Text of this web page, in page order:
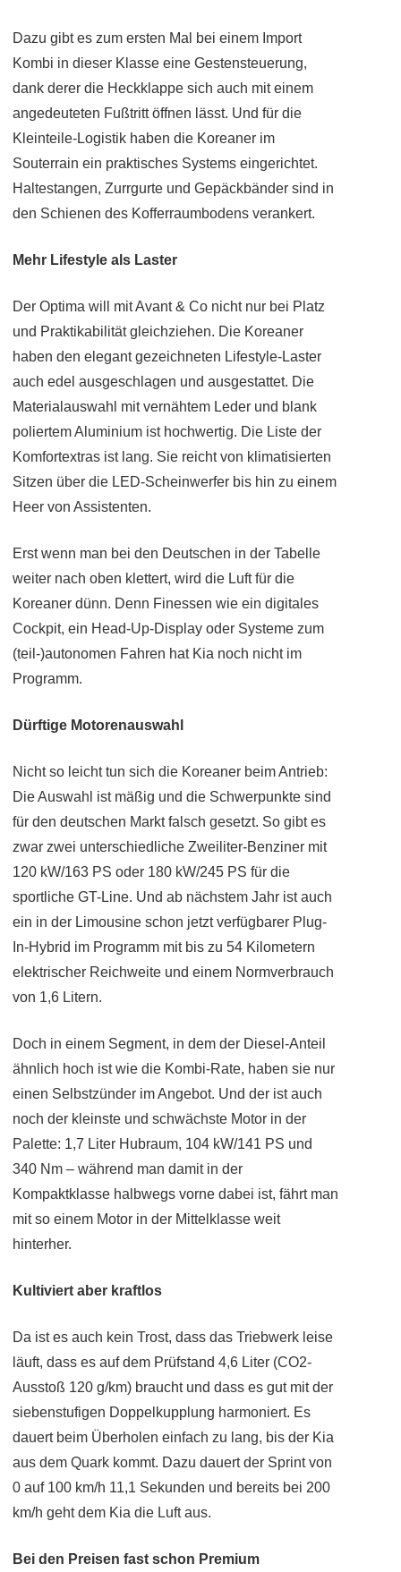
Dazu gibt es zum ersten Mal bei einem Import
Kombi in dieser Klasse eine Gestensteuerung,
dank derer die Heckklappe sich auch mit einem
angedeuteten Fußtritt öffnen lässt. Und für die
Kleinteile-Logistik haben die Koreaner im
Souterrain ein praktisches Systems eingerichtet.
Haltestangen, Zurrgurte und Gepäckbänder sind in
den Schienen des Kofferraumbodens verankert.
Mehr Lifestyle als Laster
Der Optima will mit Avant & Co nicht nur bei Platz
und Praktikabilität gleichziehen. Die Koreaner
haben den elegant gezeichneten Lifestyle-Laster
auch edel ausgeschlagen und ausgestattet. Die
Materialauswahl mit vernähtem Leder und blank
poliertem Aluminium ist hochwertig. Die Liste der
Komfortextras ist lang. Sie reicht von klimatisierten
Sitzen über die LED-Scheinwerfer bis hin zu einem
Heer von Assistenten.
Erst wenn man bei den Deutschen in der Tabelle
weiter nach oben klettert, wird die Luft für die
Koreaner dünn. Denn Finessen wie ein digitales
Cockpit, ein Head-Up-Display oder Systeme zum
(teil-)autonomen Fahren hat Kia noch nicht im
Programm.
Dürftige Motorenauswahl
Nicht so leicht tun sich die Koreaner beim Antrieb:
Die Auswahl ist mäßig und die Schwerpunkte sind
für den deutschen Markt falsch gesetzt. So gibt es
zwar zwei unterschiedliche Zweiliter-Benziner mit
120 kW/163 PS oder 180 kW/245 PS für die
sportliche GT-Line. Und ab nächstem Jahr ist auch
ein in der Limousine schon jetzt verfügbarer Plug-
In-Hybrid im Programm mit bis zu 54 Kilometern
elektrischer Reichweite und einem Normverbrauch
von 1,6 Litern.
Doch in einem Segment, in dem der Diesel-Anteil
ähnlich hoch ist wie die Kombi-Rate, haben sie nur
einen Selbstzünder im Angebot. Und der ist auch
noch der kleinste und schwächste Motor in der
Palette: 1,7 Liter Hubraum, 104 kW/141 PS und
340 Nm – während man damit in der
Kompaktklasse halbwegs vorne dabei ist, fährt man
mit so einem Motor in der Mittelklasse weit
hinterher.
Kultiviert aber kraftlos
Da ist es auch kein Trost, dass das Triebwerk leise
läuft, dass es auf dem Prüfstand 4,6 Liter (CO2-
Ausstoß 120 g/km) braucht und dass es gut mit der
siebenstufigen Doppelkupplung harmoniert. Es
dauert beim Überholen einfach zu lang, bis der Kia
aus dem Quark kommt. Dazu dauert der Sprint von
0 auf 100 km/h 11,1 Sekunden und bereits bei 200
km/h geht dem Kia die Luft aus.
Bei den Preisen fast schon Premium